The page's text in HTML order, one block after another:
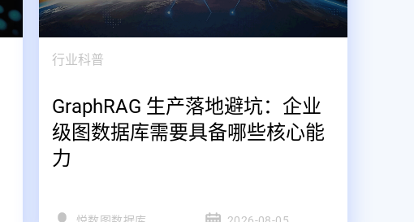
行业科普
GraphRAG 生产落地避坑：企业
级图数据库需要具备哪些核心能
力